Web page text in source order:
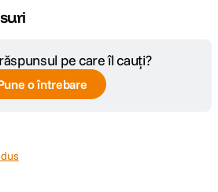
pe care îl cauți?
o întrebare